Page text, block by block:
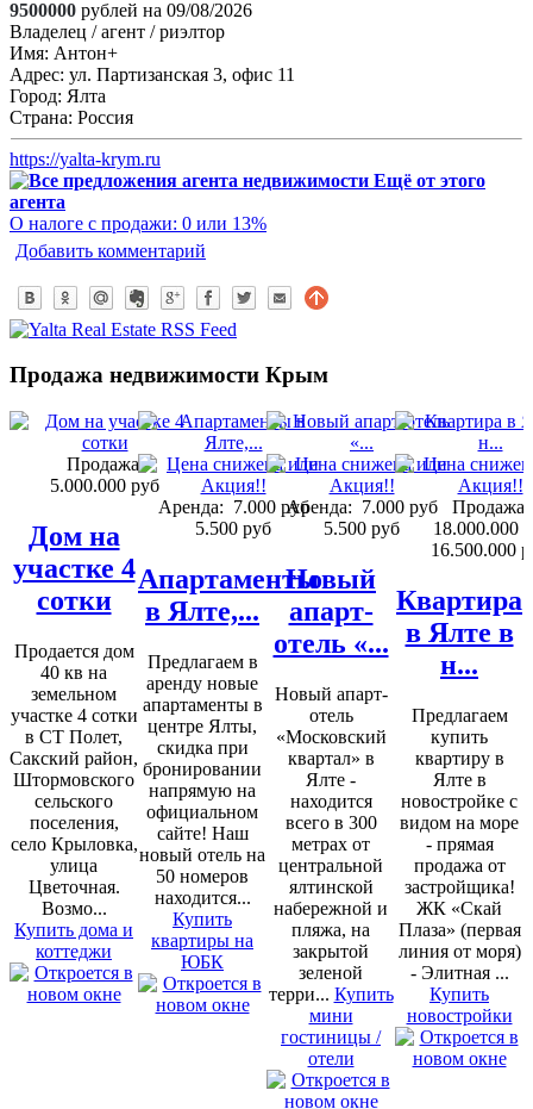
9500000 рублей на 09/08/2026
Владелец / агент / риэлтор
Имя: Антон+
Адрес: ул. Партизанская 3, офис 11
Город: Ялта
Страна: Россия
https://yalta-krym.ru
Ещё от этого
агента
О налоге с продажи: 0 или 13%
Добавить комментарий
Продажа недвижимости Крым
Продажа:
5.000.000 руб
Дом на
участке 4
сотки
Продается дом
40 кв на
земельном
участке 4 сотки
в СТ Полет,
Сакский район,
Штормовского
сельского
поселения,
село Крыловка,
улица
Цветочная.
Возмо...
Купить дома и
коттеджи
Аренда: 7.000 руб
5.500 руб
Апартаменты
в Ялте,...
Предлагаем в
аренду новые
апартаменты в
центре Ялты,
скидка при
бронировании
напрямую на
официальном
сайте! Наш
новый отель на
50 номеров
находится...
Купить
квартиры на
ЮБК
Аренда: 7.000 руб
5.500 руб
Новый
апарт-
отель «...
Новый апарт-
отель
«Московский
квартал» в
Ялте -
находится
всего в 300
метрах от
центральной
ялтинской
набережной и
пляжа, на
закрытой
зеленой
терри... Купить
мини
гостиницы /
отели
Продажа:
18.000.000
16.500.000
Квартира
в Ялте в
н...
Предлагаем
купить
квартиру в
Ялте в
новостройке с
видом на море
- прямая
продажа от
застройщика!
ЖК «Скай
Плаза» (первая
линия от моря)
- Элитная ...
Купить
новостройки